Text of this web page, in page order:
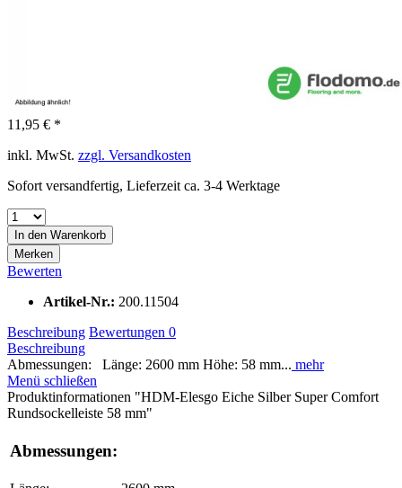
11,95 € *
inkl. MwSt. zzgl. Versandkosten
Sofort versandfertig, Lieferzeit ca. 3-4 Werktage
In den Warenkorb
Merken
Bewerten
Artikel-Nr.: 200.11504
Beschreibung Bewertungen 0
Beschreibung
Abmessungen: Länge: 2600 mm Höhe: 58 mm... mehr
Menü schließen
Produktinformationen "HDM-Elesgo Eiche Silber Super Comfort
Rundsockelleiste 58 mm"
Abmessungen: